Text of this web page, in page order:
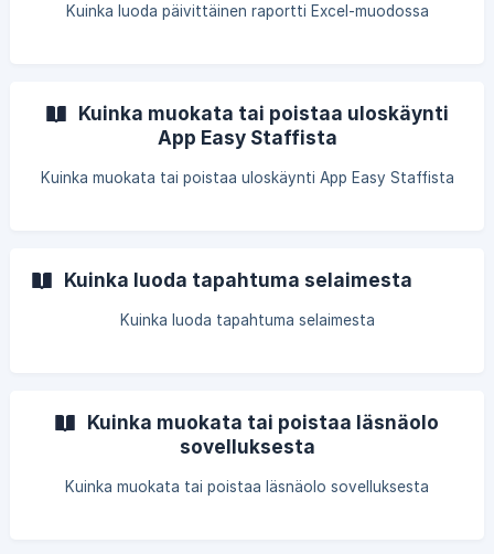
Kuinka luoda päivittäinen raportti Excel-muodossa
Kuinka muokata tai poistaa uloskäynti
App Easy Staffista
Kuinka muokata tai poistaa uloskäynti App Easy Staffista
Kuinka luoda tapahtuma selaimesta
Kuinka luoda tapahtuma selaimesta
Kuinka muokata tai poistaa läsnäolo
sovelluksesta
Kuinka muokata tai poistaa läsnäolo sovelluksesta